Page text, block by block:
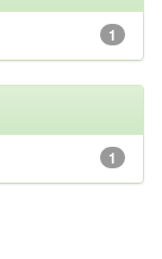
1
1